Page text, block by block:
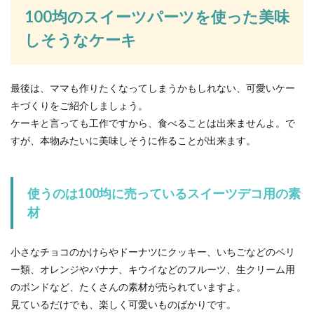
100均のスイーツパーツを使った美味
しそうなケーキ
最後は、ママも作りたくなってしまうかもしれない、可愛いケー
キづくりをご紹介しましょう。
ケーキと言っても工作ですから、食べることは出来ませんよ。で
すが、本物みたいに美味しそうに作ることが出来ます。
使うのは100均に売っているスイーツデコ用の素
材
小さなチョコのかけらやドーナツにクッキー、いちごなどのベリ
ー類、オレンジやバナナ、キウイなどのフルーツ、生クリーム用
のボンドなど、たくさんの素材が売られていますよ。
見ているだけでも、楽しく可愛いものばかりです。